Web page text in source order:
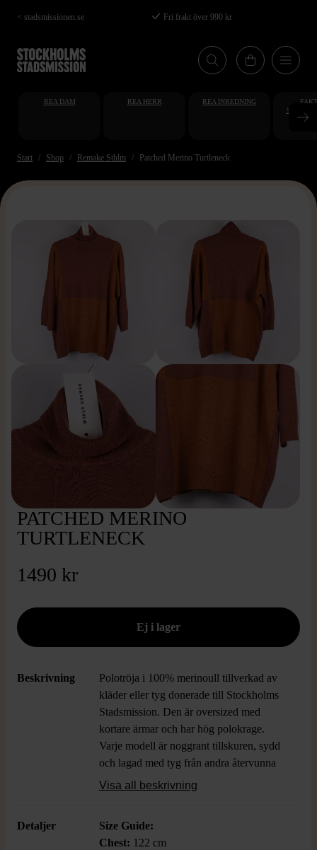
Hoppa
till
huvudinnehåll
< stadsmissionen.se Fri frakt över 990 kr
REA DAM REA HERR REA INREDNING
Start Shop Remake Sthlm Patched Merino Turtleneck
PATCHED MERINO
TURTLENECK
1490 kr
Beskrivning
Polotröja i 100% merinoull tillverkad av
kläder eller tyg donerade till Stockholms
Stadsmission. Den är oversized med
kortare ärmar och har hög polokrage.
Varje modell är noggrant tillskuren, sydd
och lagad med tyg från andra återvunna
produkter.
Visa all beskrivning
Detaljer
Size Guide:
Chest: 122 cm